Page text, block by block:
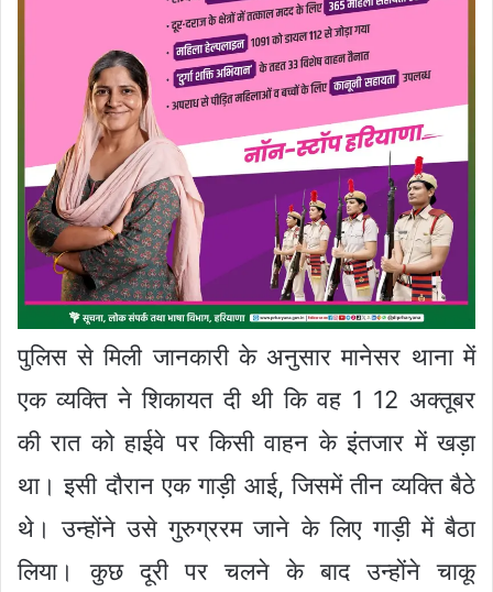
पुलिस से मिली जानकारी के अनुसार मानेसर थाना में
एक व्यक्ति ने शिकायत दी थी कि वह 1 12 अक्तूबर
की रात को हाईवे पर किसी वाहन के इंतजार में खड़ा
था। इसी दौरान एक गाड़ी आई, जिसमें तीन व्यक्ति बैठे
थे। उन्होंने उसे गुरुग्ररम जाने के लिए गाड़ी में बैठा
लिया। कुछ दूरी पर चलने के बाद उन्होंने चाकू